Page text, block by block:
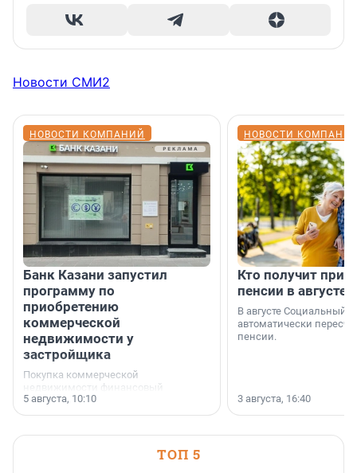
Новости СМИ2
НОВОСТИ КОМПАНИЙ
Банк Казани запустил
программу по
приобретению
коммерческой
недвижимости у
застройщика
Покупка коммерческой
недвижимости финансовый
инструмент, доступный для многих
предпринимателей. Будь то новый
или готовый арендный бизнес —
успех сделки зависит от правильного
5 августа, 10:10
НОВОСТИ
Кто получит
пенсии в августе
В августе Социальный
автоматически
пенсии.
3 августа, 16:40
ТОП 5